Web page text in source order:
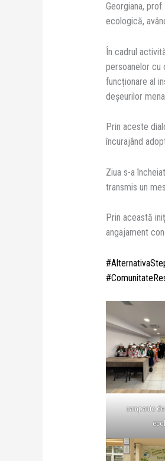
Georgiana,
ecologică,
În cadrul
persoanelor cu
funcționare al
deșeurilor
Prin aceste
încurajând
Ziua s-a
transmis un
Prin această
angajament
campanie